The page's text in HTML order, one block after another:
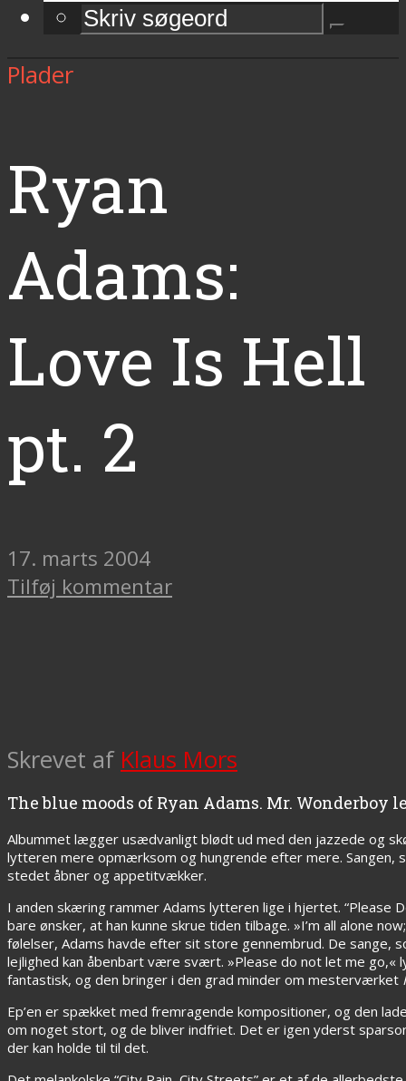
Plader
Ryan
Adams:
Love Is Hell
pt. 2
17. marts 2004
Tilføj kommentar
Skrevet af Klaus Mors
The blue moods of Ryan Adams. Mr.
Albummet lægger usædvanligt blødt ud med den jazzede og
lytteren mere opmærksom og hungrende efter mere. Sangen,
stedet åbner og appetitvækker.
I anden skæring rammer Adams lytteren lige i hjertet. “Please
bare ønsker, at han kunne skrue tiden tilbage. »I’m all alone
følelser, Adams havde efter sit store gennembrud. De sange,
lejlighed kan åbenbart være svært. »Please do not let me
fantastisk, og den bringer i den grad minder om mesterværket
Ep’en er spækket med fremragende kompositioner, og den
om noget stort, og de bliver indfriet. Det er igen yderst
der kan holde til til det.